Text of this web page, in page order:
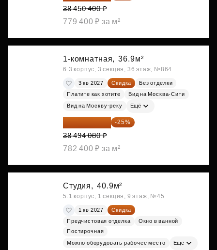
38 450 400 ₽
779 400 ₽ за м²
1-комнатная, 36.9м²
6.3 корпус, 3 секция, 36 этаж, №864
3 кв 2027 Скидка
Без отделки
Платите как хотите
Вид на Москва-Сити
Вид на Москву-реку Ещё
28 870 560 ₽ -25%
38 494 080 ₽
782 400 ₽ за м²
Студия, 40.9м²
5.1 корпус, 1 секция, 9 этаж, №45
1 кв 2027
Скидка
Предчистовая отделка
Окно в ванной
Постирочная
Можно оборудовать рабочее место Ещё